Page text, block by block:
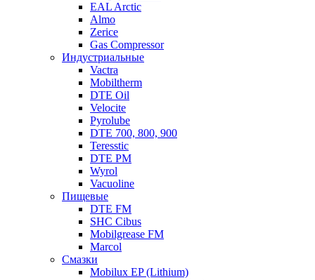
EAL Arctic
Almo
Zerice
Gas Compressor
Индустриальные
Vactra
Mobiltherm
DTE Oil
Velocite
Pyrolube
DTE 700, 800, 900
Teresstic
DTE PM
Wyrol
Vacuoline
Пищевые
DTE FM
SHC Cibus
Mobilgrease FM
Marcol
Смазки
Mobilux EP (Lithium)